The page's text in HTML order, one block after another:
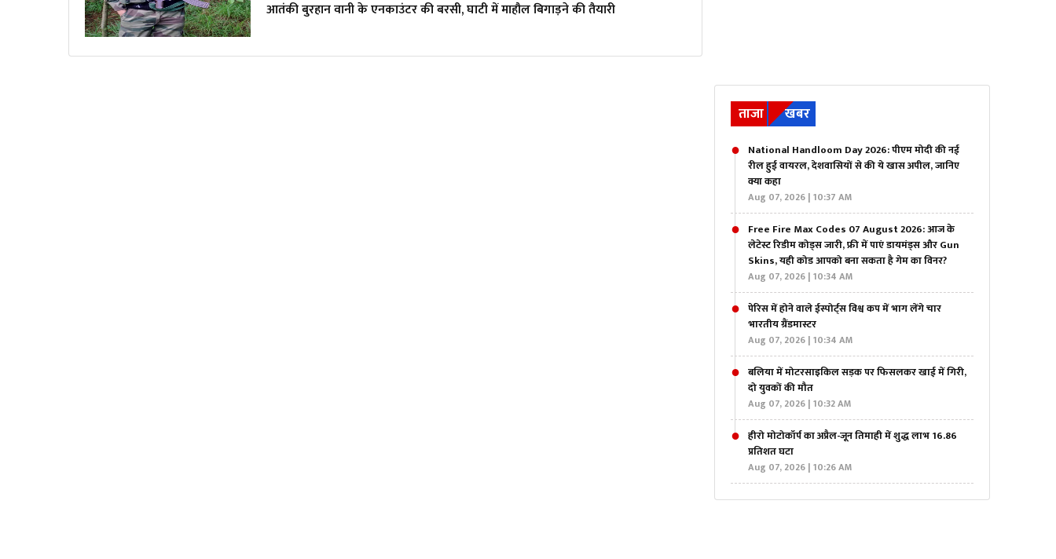
आतंकी बुरहान वानी के एनकाउंटर की बरसी, घाटी में माहौल बिगाड़ने की तैयारी
ताजा खबर
National Handloom Day 2026: पीएम मोदी की नई
रील हुई वायरल, देशवासियों से की ये खास अपील, जानिए
क्या कहा
Aug 07, 2026 | 10:37 AM
Free Fire Max Codes 07 August 2026: आज के
लेटेस्ट रिडीम कोड्स जारी, फ्री में पाएं डायमंड्स और Gun
Skins, यही कोड आपको बना सकता है गेम का विनर?
Aug 07, 2026 | 10:34 AM
पेरिस में होने वाले ईस्पोर्ट्स विश्व कप में भाग लेंगे चार
भारतीय ग्रैंडमास्टर
Aug 07, 2026 | 10:34 AM
बलिया में मोटरसाइकिल सड़क पर फिसलकर खाई में गिरी,
दो युवकों की मौत
Aug 07, 2026 | 10:32 AM
हीरो मोटोकॉर्प का अप्रैल-जून तिमाही में शुद्ध लाभ 16.86
प्रतिशत घटा
Aug 07, 2026 | 10:26 AM